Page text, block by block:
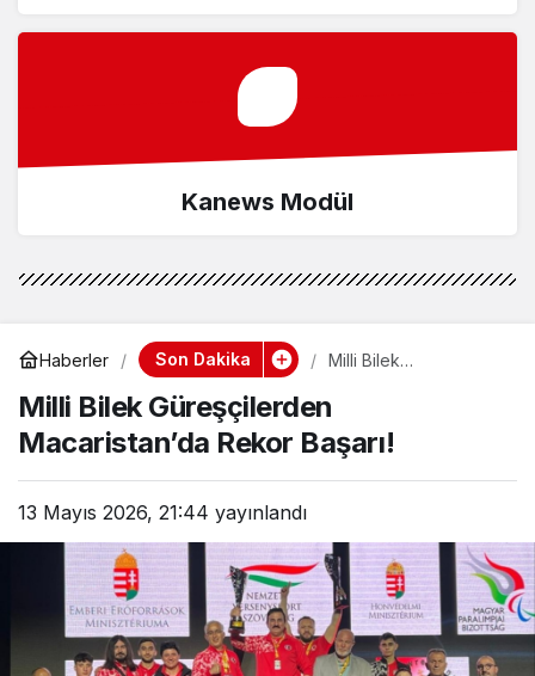
Kanews Modül
Haberler Son Dakika
Milli Bilek
Macaristan’da Rekor
Başarı!
Milli Bilek Güreşçilerden
Macaristan’da Rekor Başarı!
13 Mayıs 2026, 21:44 yayınlandı